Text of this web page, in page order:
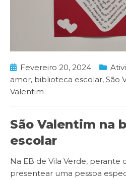
Fevereiro 20, 2024
amor, biblioteca escolar, São
Valentim
São Valentim na
escolar
Na EB de Vila Verde, perante
presentear uma pessoa